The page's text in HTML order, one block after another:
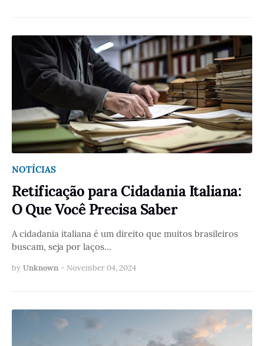
NOTÍCIAS
Retificação para Cidadania Italiana:
O Que Você Precisa Saber
A cidadania italiana é um direito que muitos brasileiros
buscam, seja por laços…
by Unknown - November 04, 2024